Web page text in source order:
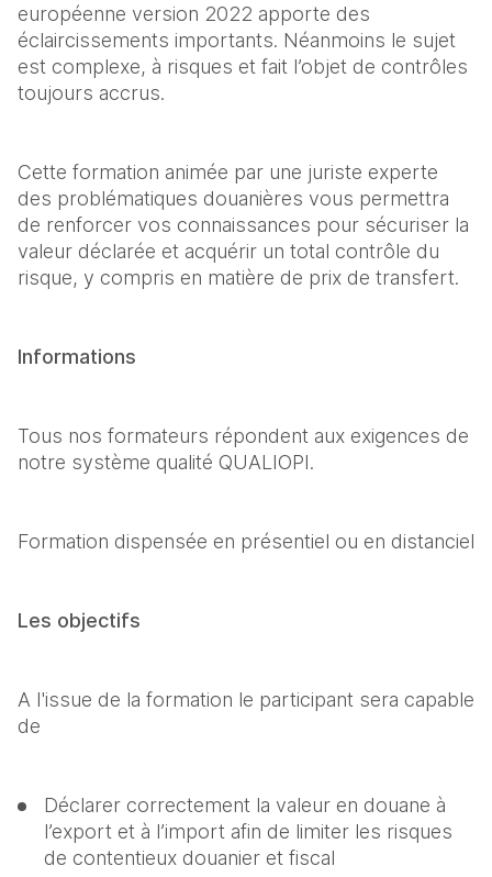
européenne version 2022 apporte des
éclaircissements importants. Néanmoins le sujet
est complexe, à risques et fait l’objet de contrôles
toujours accrus.
Cette formation animée par une juriste experte
des problématiques douanières vous permettra
de renforcer vos connaissances pour sécuriser la
valeur déclarée et acquérir un total contrôle du
risque, y compris en matière de prix de transfert.
Informations
Tous nos formateurs répondent aux exigences de
notre système qualité QUALIOPI.
Formation dispensée en présentiel ou en distanciel
Les objectifs
A l'issue de la formation le participant sera capable
de
Déclarer correctement la valeur en douane à
l’export et à l’import afin de limiter les risques
de contentieux douanier et fiscal